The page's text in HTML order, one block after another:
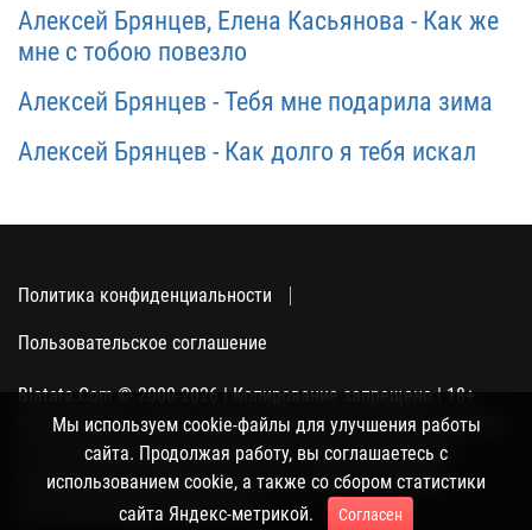
Алексей Брянцев, Елена Касьянова - Как же
мне с тобою повезло
Алексей Брянцев - Тебя мне подарила зима
Алексей Брянцев - Как долго я тебя искал
Политика конфиденциальности
Пользовательское соглашение
Blatata.Com © 2000-2026 | Копирование запрещено | 18+
Использование сайта подразумевает ваше полное согласие
с политикой конфиденциальности, пользовательским
соглашением и поддержкой куки, а также со сбором
статистики Яндекс-метрикой.
Мы используем cookie-файлы для улучшения работы
сайта. Продолжая работу, вы соглашаетесь с
использованием cookie, а также со сбором статистики
сайта Яндекс-метрикой.
Согласен